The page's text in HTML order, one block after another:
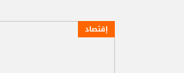
إقتصاد